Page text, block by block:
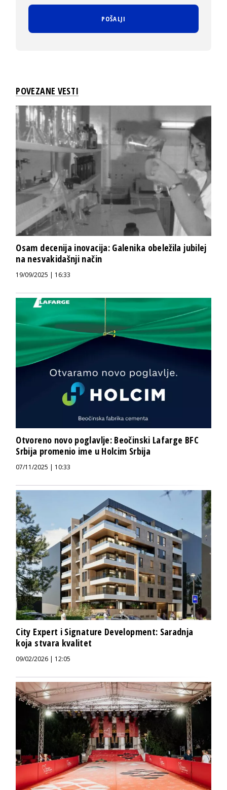
POVEZANE VESTI
Osam decenija inovacija: Galenika obeležila jubilej
na nesvakidašnji način
19/09/2025 | 16:33
Otvoreno novo poglavlje: Beočinski Lafarge BFC
Srbija promenio ime u Holcim Srbija
07/11/2025 | 10:33
City Expert i Signature Development: Saradnja
koja stvara kvalitet
09/02/2026 | 12:05